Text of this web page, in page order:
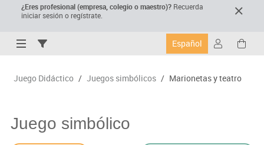
¿Eres profesional (empresa, colegio o maestro)? Recuerda
iniciar sesión o regístrate.
Español
Juego Didáctico / Juegos simbólicos / Marionetas y teatro
Juego simbólico